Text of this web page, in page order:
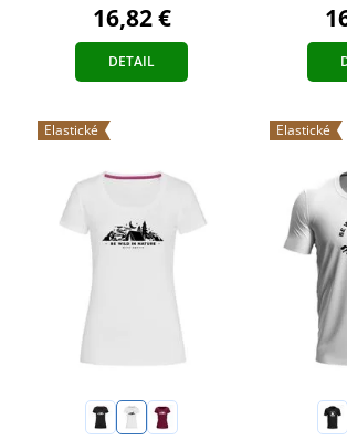
16,82 €
DETAIL
Elastické Elastické